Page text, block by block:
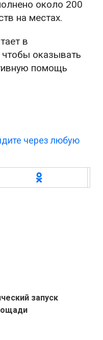
около 200
на местах.
в
оказывать
помощь
через любую
запуск